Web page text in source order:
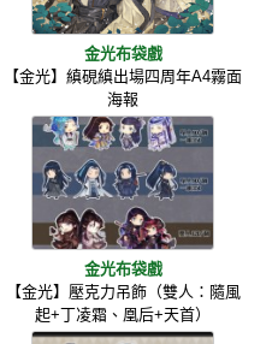
金光布袋戲
【金光】縝硯縝出場四周年A4霧面
海報
金光布袋戲
【金光】壓克力吊飾（雙人：隨風
起+丁凌霜、凰后+天首）